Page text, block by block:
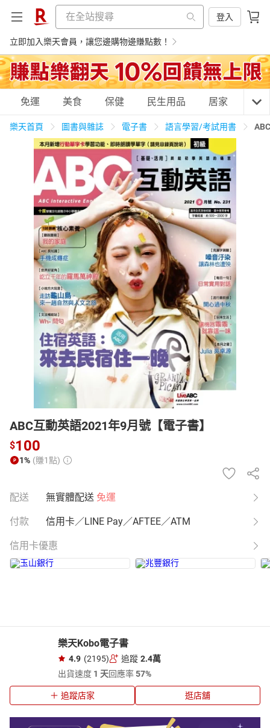
登入
立即加入樂天會員，讓您邊購物邊賺點數！
購物網分類
天天免運 美食蛋糕 養生保健 民生用品
居家生活 3C家電 運動休閒 親子玩具
女裝 男裝 化妝保養 情趣用品
日本購物 電子/紙本書
HOT
免運 美食 保健 民生用品 居家 3C
樂天首頁 圖書與雜誌 電子書 語言學習/考試用書
ABC互動英語2021年9月號【電子書】
$100
1% (賺1點)
配送 無實體配送 免運
付款 信用卡／LINE Pay／AFTEE／ATM
信用卡優惠
樂天Kobo電子書
4.9 (2195) 追蹤 2.4萬
出貨速度 1 天回應率57%
追蹤店家 逛店舖